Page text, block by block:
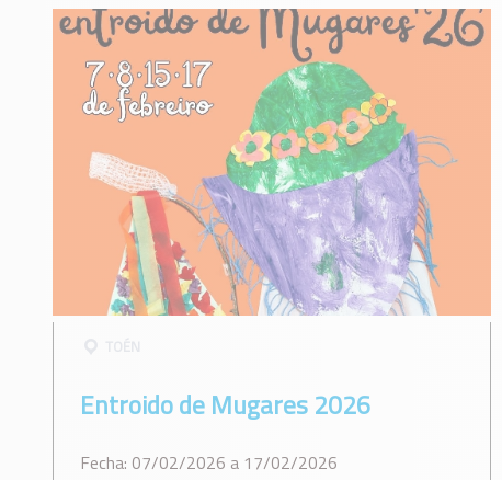
Entroido de Mugares 2026
Fecha: 07/02/2026 a 17/02/2026